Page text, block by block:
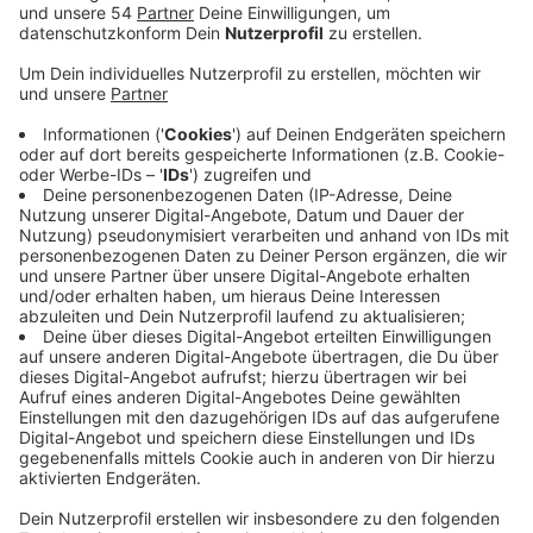
Veröffentlicht:Freitag, 29.01.2021 07:58
Für die Schulen gibt es verschiedene Möglichkeiten
die Zeugnisse den Schülern zukommen zu lassen. Zum
Beispiel geht das per Post oder es kann eine Abholung
vor Ort angeboten werden so das Schulministerium. An
der Marienschule bei uns gibt es einen genauen
Zeitplan, bei dem jeder Schüler vier Minuten Zeit hat
sein Zeugnis abzuholen. Auch an der Gesamtschule
Hardt gibt es für die höheren Stufen feste
Zeitfenster für die Abholung. Die Zeugnisse für die
Schüler der Stufen 5-9 wurden gestern schon per
Post verschickt. Am Gymnasium Odenkirchen haben
die EF und Q1 ihre Zeugnisse bereits gestern